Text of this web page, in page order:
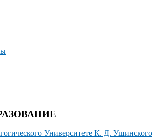
Университете К. Д. Ушинского